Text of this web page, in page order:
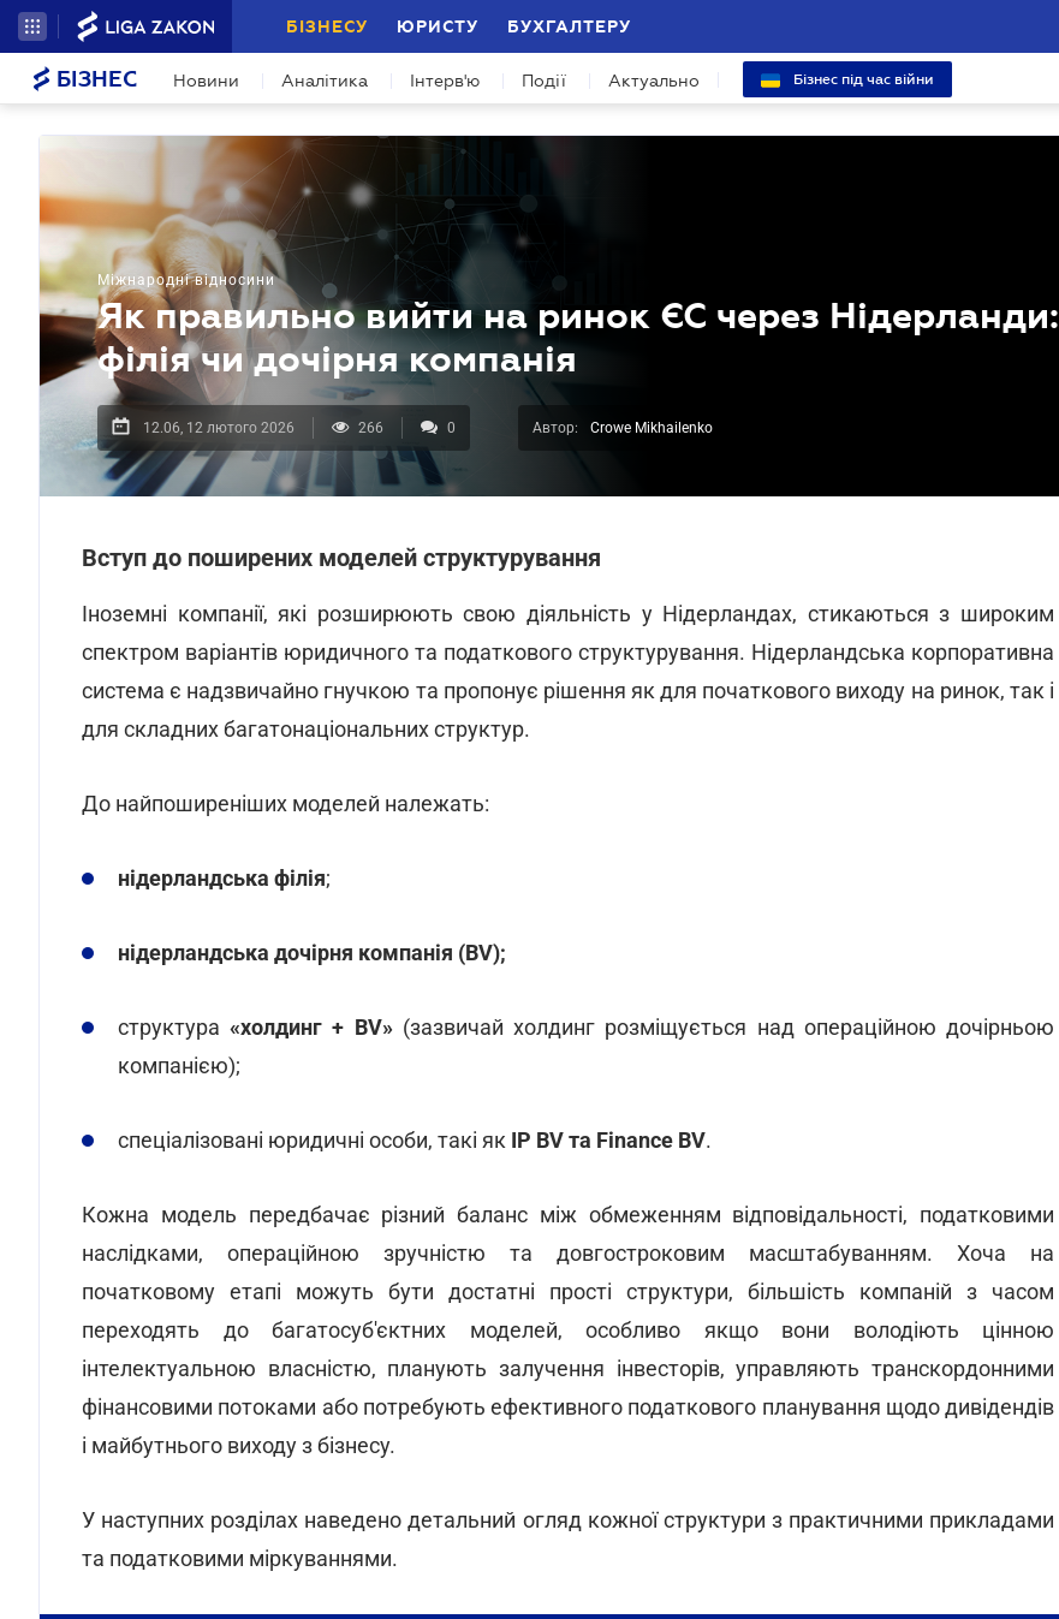
БІЗНЕСУ ЮРИСТУ БУХГАЛТЕРУ
БІЗНЕС Новини Аналітика Інтерв'ю Події Актуально Бізнес під час війни
Міжнародні відносини
Як правильно вийти на ринок ЄС через Нідерланди:
філія чи дочірня компанія
12.06, 12 лютого 2026 266 0 Автор: Crowe Mikhailenko
Вступ до поширених моделей структурування
Іноземні компанії, які розширюють свою діяльність у Нідерландах, стикаються з широким
спектром варіантів юридичного та податкового структурування. Нідерландська корпоративна
система є надзвичайно гнучкою та пропонує рішення як для початкового виходу на ринок, так і
для складних багатонаціональних структур.
До найпоширеніших моделей належать:
нідерландська філія;
нідерландська дочірня компанія (BV);
структура«холдинг + BV»(зазвичай холдинг розміщується над операційною дочірньою
компанією);
спеціалізовані юридичні особи, такі як IP BV та Finance BV.
Кожна модель передбачає різний баланс між обмеженням відповідальності, податковими
наслідками, операційною зручністю та довгостроковим масштабуванням. Хоча на
початковому етапі можуть бути достатні прості структури, більшість компаній з часом
переходять до багатосуб'єктних моделей, особливо якщо вони володіють цінною
інтелектуальною власністю, планують залучення інвесторів, управляють транскордонними
фінансовими потоками або потребують ефективного податкового планування щодо дивідендів
і майбутнього виходу з бізнесу.
У наступних розділах наведено детальний огляд кожної структури з практичними прикладами
та податковими міркуваннями.